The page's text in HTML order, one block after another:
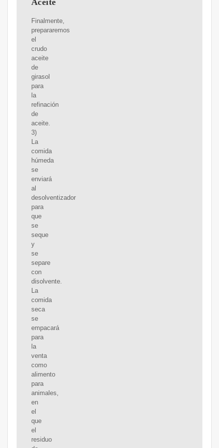
Aceite
Finalmente,
prepararemos
el
crudo
aceite
de
girasol
para
la
refinación
de
aceite.
3)
La
comida
húmeda
se
enviará
al
desolventizador
para
que
se
seque
y
se
separe
con
disolvente.
La
comida
seca
se
empacará
para
la
venta
como
alimento
para
animales,
en
el
que
el
residuo